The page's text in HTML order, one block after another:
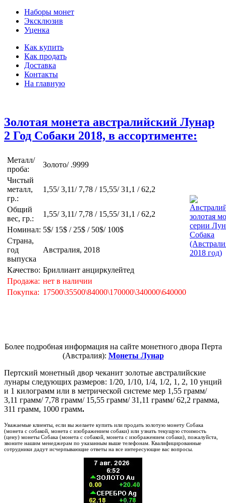
Наборы монет
Эксклюзив
Уценка
Как купить
Как продать
Доставка
Контакты
На главную
Золотая монета австралийский Лунар
2 Год Собаки 2018, в ассортименте:
Металл/
проба:
Золото/ .9999
Чистый
металл,
гр.:
1,55/ 3,11/ 7,78 / 15,55/ 31,1 / 62,2
Общий
вес, гр.:
1,55/ 3,11/ 7,78 / 15,55/ 31,1 / 62,2
Номинал: 5$/ 15$ / 25$ / 50$/ 100$
Страна,
год
выпуска
Австралия, 2018
Качество: Бриллиант анциркулейтед
Продажа: нет в наличии
Покупка: 17500\35500\84000\170000\340000\640000
Более подробная информация на сайте монетного двора Перта
(Австралия): Монеты Лунар
Пертский монетный двор чеканит золотые австралийские
лунары следующих размеров: 1/20, 1/10, 1/4, 1/2, 1, 2, 10 унций
и 1 килограмм или в метрической системе мер 1,55 грамм/
3,11 грамм/ 7,78 грамм/ 15,55 грамм/ 31,11 грамм/ 62,2 грамма,
311 грамм, 1000 грамм.
Уважаемые клиенты, если вы желаете купить или продать золотую монету Собака
(монета с собакой, монета с изображением собаки) или узнать текущую стоимость
(цену) монеты Собака (монета с собакой, монета с изображением собаки), пожалуйста,
звоните нашим менеджерам по указанным выше телефонам. Квалифицированные
сотрудники дадут исчерпывающие ответы на все интересующие вас вопросы.